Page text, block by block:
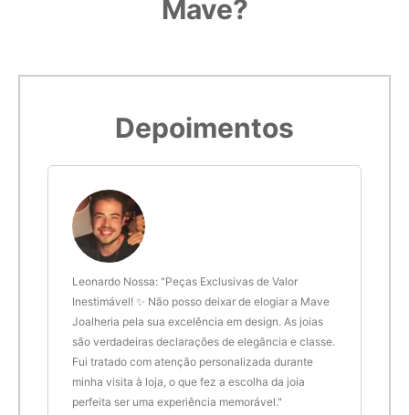
Mave?
Depoimentos
Leonardo Nossa: "Peças Exclusivas de Valor
Inestimável! ✨ Não posso deixar de elogiar a Mave
Joalheria pela sua excelência em design. As joias
são verdadeiras declarações de elegância e classe.
Fui tratado com atenção personalizada durante
minha visita à loja, o que fez a escolha da joia
perfeita ser uma experiência memorável."